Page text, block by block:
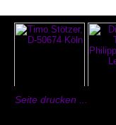
Seite drucken ...